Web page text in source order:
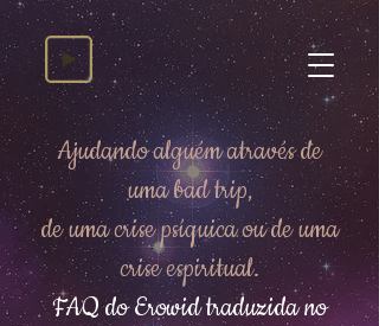
Ajudando alguém através de
uma bad trip,
de uma crise psíquica ou de uma
crise espiritual.
FAQ do Erowid traduzida no